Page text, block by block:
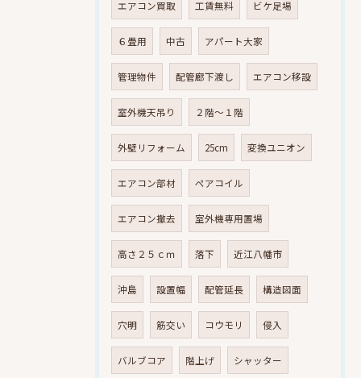
エアコン買取 工賃無料 ビケ足場
６畳用 中古 アパート大家
管理物件 配管廊下渡し エアコン移設
室外機天吊り ２階～１階
外壁リフォーム 25cm 変換ユニオン
エアコン部材 ペアコイル
エアコン撤去 室外機専用置場
高さ２５ｃｍ 落下 近江八幡市
沖島 設置幅 配管延長 構造図面
穴明 筋交い コウモリ 侵入
バルブコア 階上げ シャッター